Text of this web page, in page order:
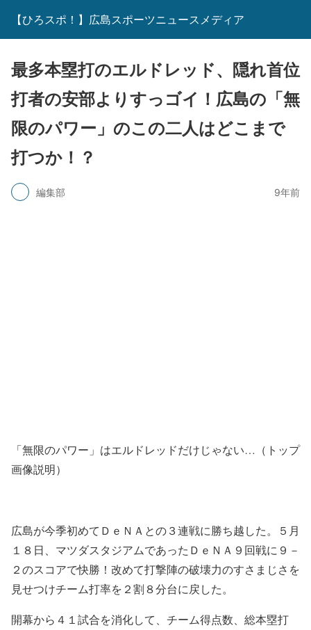
【ひろスポ！】広島スポーツニュースメディア
最多本塁打のエルドレッド、隠れ首位
打者の安部よりすっゴイ！広島の「無
限のパワー」のこの二人はどこまで
打つか！？
編集部 9年前
「無限のパワー」はエルドレッドだけじゃない…（トップ
画像説明）
広島が今季初めてＤｅＮＡとの３連戦に勝ち越した。５月
１８日、マツダスタジアムであったＤｅＮＡ９回戦に９－
２のスコアで快勝！改めて打撃陣の破壊力のすさまじさを
見せつけチーム打率を２割８分台に戻した。
開幕から４１試合を消化して、チーム得点数、総本塁打